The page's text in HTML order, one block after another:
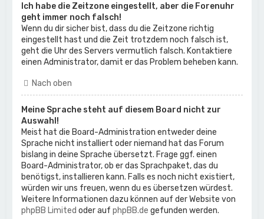
Ich habe die Zeitzone eingestellt, aber die Forenuhr
geht immer noch falsch!
Wenn du dir sicher bist, dass du die Zeitzone richtig
eingestellt hast und die Zeit trotzdem noch falsch ist,
geht die Uhr des Servers vermutlich falsch. Kontaktiere
einen Administrator, damit er das Problem beheben kann.
Nach oben
Meine Sprache steht auf diesem Board nicht zur
Auswahl!
Meist hat die Board-Administration entweder deine
Sprache nicht installiert oder niemand hat das Forum
bislang in deine Sprache übersetzt. Frage ggf. einen
Board-Administrator, ob er das Sprachpaket, das du
benötigst, installieren kann. Falls es noch nicht existiert,
würden wir uns freuen, wenn du es übersetzen würdest.
Weitere Informationen dazu können auf der Website von
phpBB Limited oder aufphpBB.de gefunden werden.